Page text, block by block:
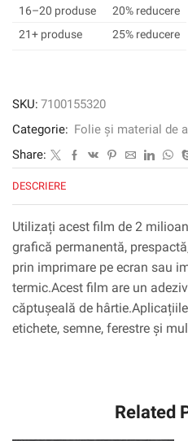
Film
7125-
1220
x
45,72
m
16–20 produse
20% reducere
21+ produse
25% reducere
SKU: 7100155320
Categorie: Folie și material de
Share:
DESCRIERE
Utilizați acest film de 2
grafică permanentă,
prin imprimare pe ecran sau
termic.Acest film are un
căptușeală de
etichete, semne, ferestre și
Related